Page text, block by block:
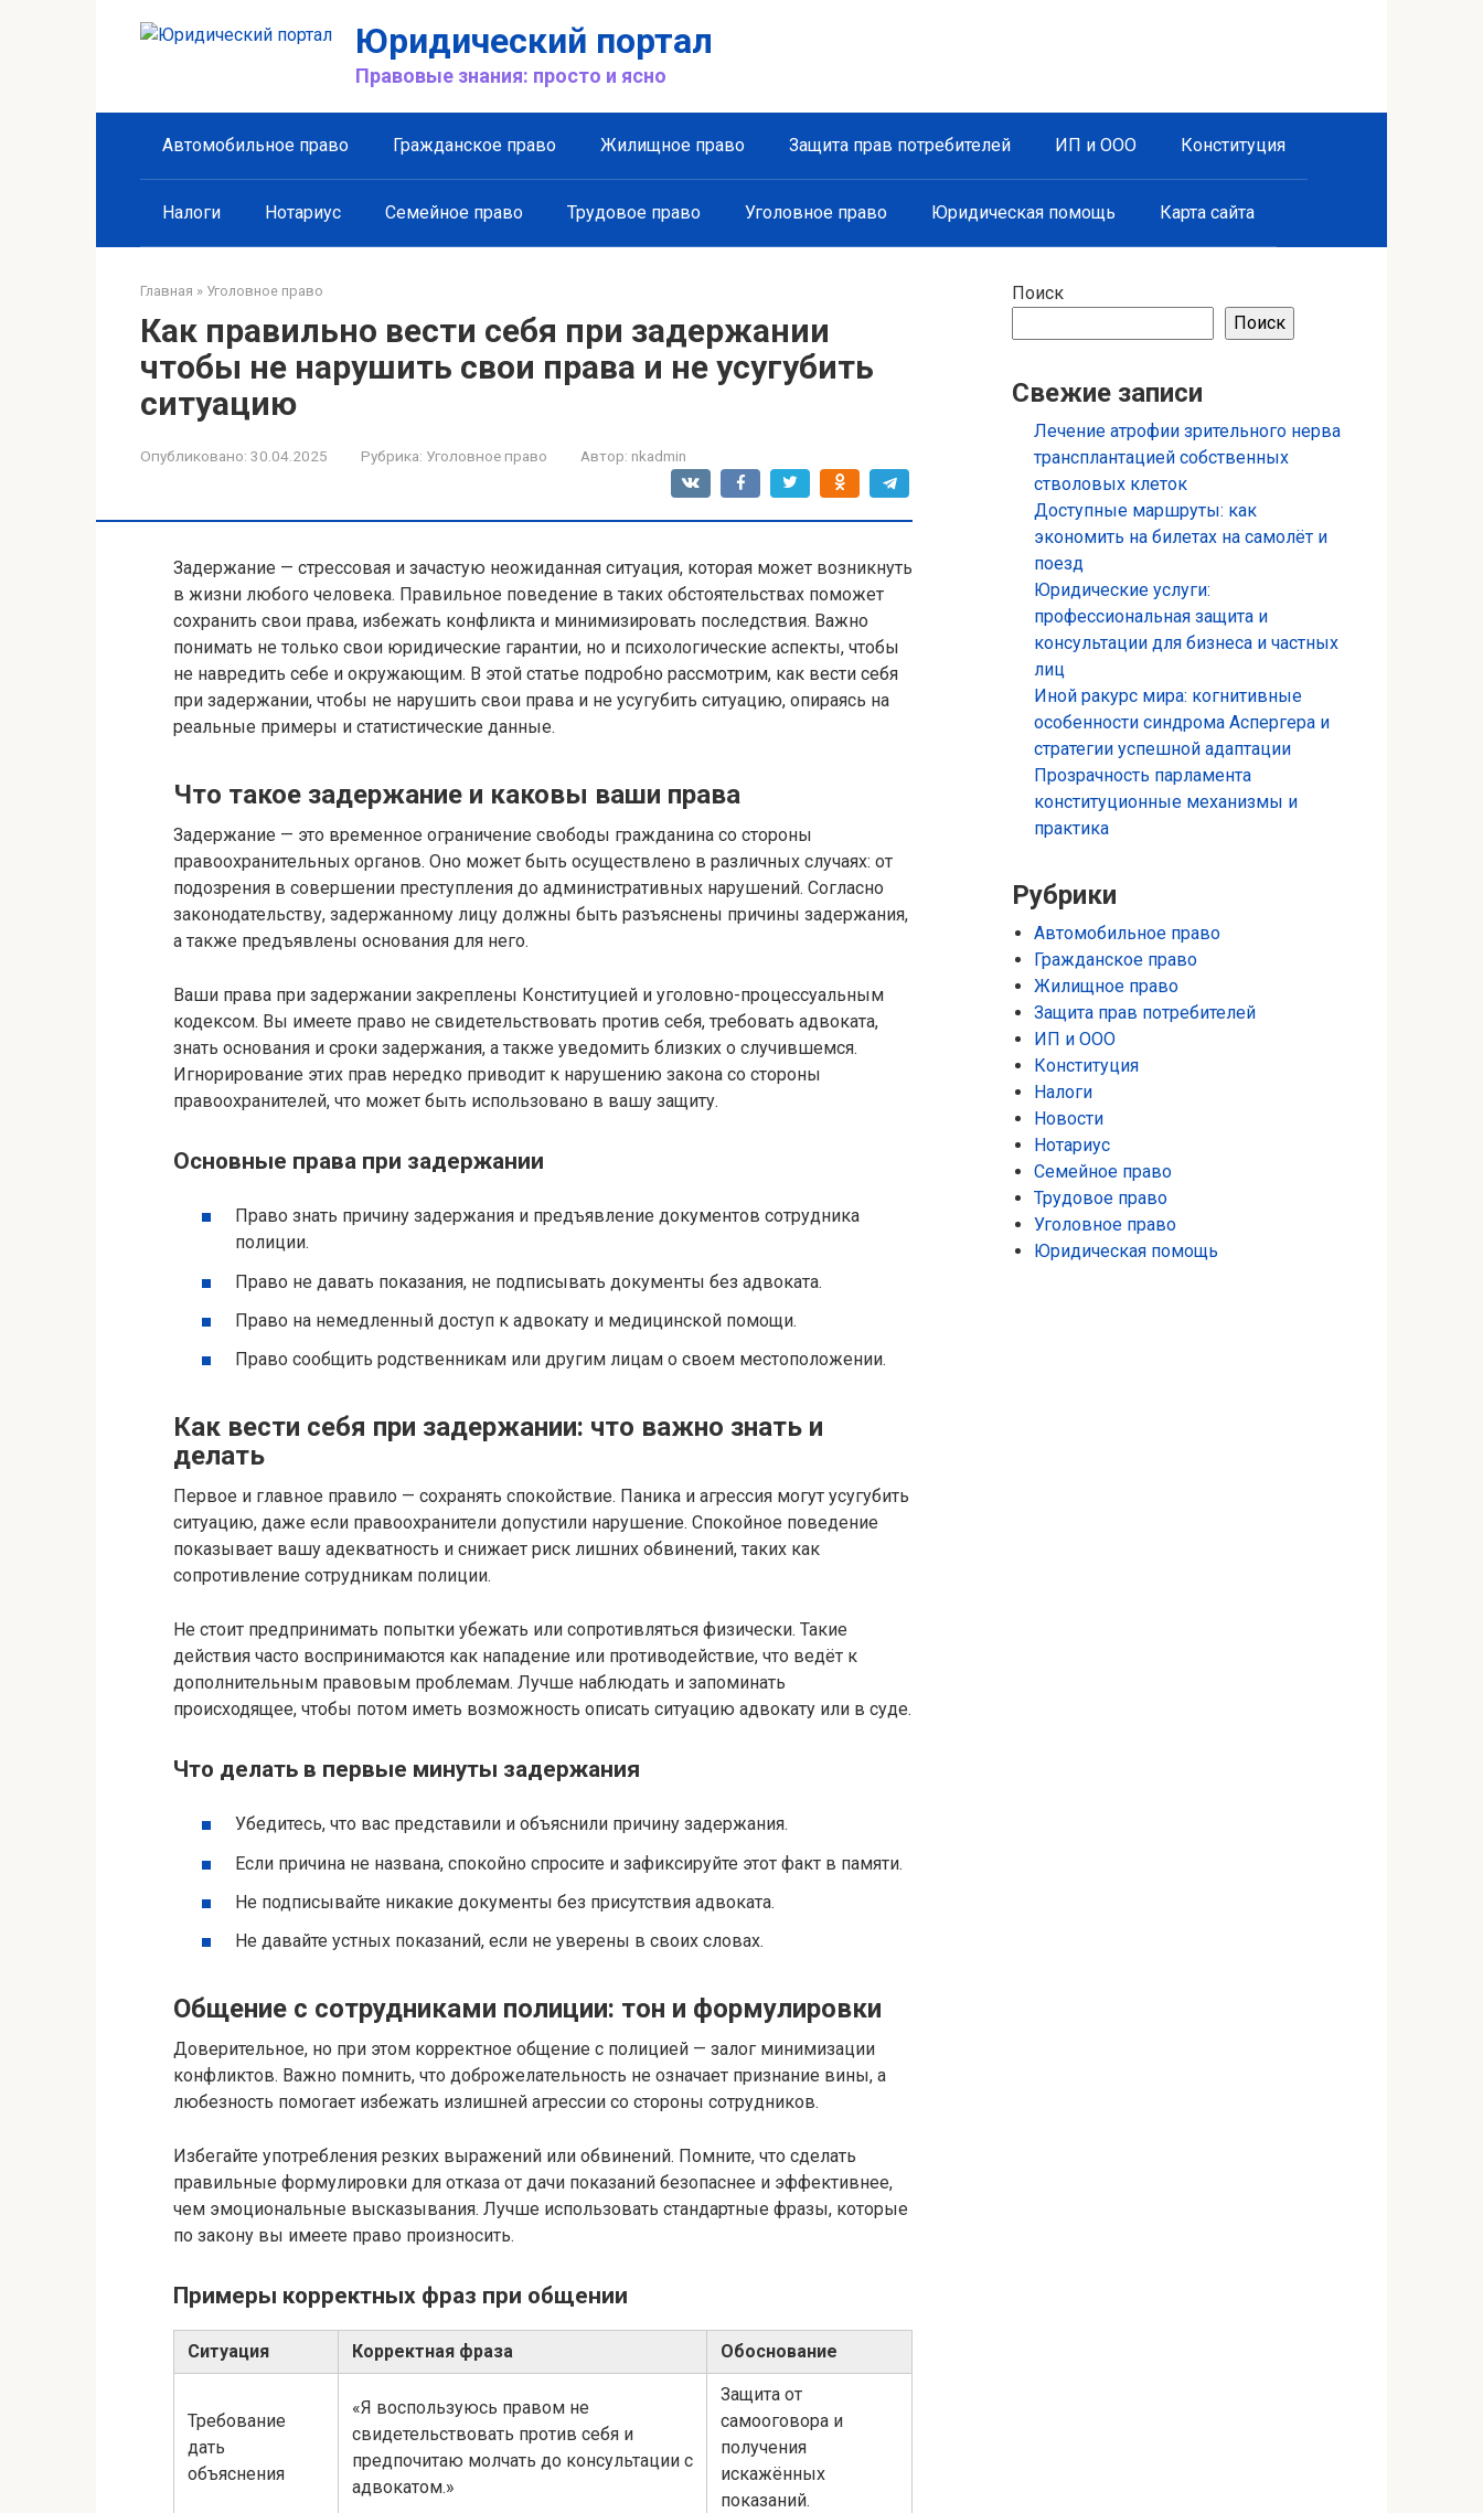
Юридический портал
Правовые знания: просто и ясно
Автомобильное право Гражданское право Жилищное право Защита прав потребителей ИП и ООО Конституция
Налоги Нотариус Семейное право Трудовое право Уголовное право Юридическая помощь Карта сайта
Главная » Уголовное право
Как правильно вести себя при задержании
чтобы не нарушить свои права и не усугубить
ситуацию
Опубликовано: 30.04.2025 Рубрика: Уголовное право Автор: nkadmin
Задержание — стрессовая и зачастую неожиданная ситуация, которая может возникнуть
в жизни любого человека. Правильное поведение в таких обстоятельствах поможет
сохранить свои права, избежать конфликта и минимизировать последствия. Важно
понимать не только свои юридические гарантии, но и психологические аспекты, чтобы
не навредить себе и окружающим. В этой статье подробно рассмотрим, как вести себя
при задержании, чтобы не нарушить свои права и не усугубить ситуацию, опираясь на
реальные примеры и статистические данные.
Что такое задержание и каковы ваши права
Задержание — это временное ограничение свободы гражданина со стороны
правоохранительных органов. Оно может быть осуществлено в различных случаях: от
подозрения в совершении преступления до административных нарушений. Согласно
законодательству, задержанному лицу должны быть разъяснены причины задержания,
а также предъявлены основания для него.
Ваши права при задержании закреплены Конституцией и уголовно-процессуальным
кодексом. Вы имеете право не свидетельствовать против себя, требовать адвоката,
знать основания и сроки задержания, а также уведомить близких о случившемся.
Игнорирование этих прав нередко приводит к нарушению закона со стороны
правоохранителей, что может быть использовано в вашу защиту.
Основные права при задержании
Право знать причину задержания и предъявление документов сотрудника
полиции.
Право не давать показания, не подписывать документы без адвоката.
Право на немедленный доступ к адвокату и медицинской помощи.
Право сообщить родственникам или другим лицам о своем местоположении.
Как вести себя при задержании: что важно знать и
делать
Первое и главное правило — сохранять спокойствие. Паника и агрессия могут усугубить
ситуацию, даже если правоохранители допустили нарушение. Спокойное поведение
показывает вашу адекватность и снижает риск лишних обвинений, таких как
сопротивление сотрудникам полиции.
Не стоит предпринимать попытки убежать или сопротивляться физически. Такие
действия часто воспринимаются как нападение или противодействие, что ведёт к
дополнительным правовым проблемам. Лучше наблюдать и запоминать
происходящее, чтобы потом иметь возможность описать ситуацию адвокату или в суде.
Что делать в первые минуты задержания
Убедитесь, что вас представили и объяснили причину задержания.
Если причина не названа, спокойно спросите и зафиксируйте этот факт в памяти.
Не подписывайте никакие документы без присутствия адвоката.
Не давайте устных показаний, если не уверены в своих словах.
Общение с сотрудниками полиции: тон и формулировки
Доверительное, но при этом корректное общение с полицией — залог минимизации
конфликтов. Важно помнить, что доброжелательность не означает признание вины, а
любезность помогает избежать излишней агрессии со стороны сотрудников.
Избегайте употребления резких выражений или обвинений. Помните, что сделать
правильные формулировки для отказа от дачи показаний безопаснее и эффективнее,
чем эмоциональные высказывания. Лучше использовать стандартные фразы, которые
по закону вы имеете право произносить.
Примеры корректных фраз при общении
Ситуация Корректная фраза Обоснование
Требование
дать
объяснения
«Я воспользуюсь правом не
свидетельствовать против себя и
предпочитаю молчать до консультации с
адвокатом.»
Защита от
самооговора и
получения
искажённых
показаний.
Поиск
Поиск
Свежие записи
Лечение атрофии зрительного нерва
трансплантацией собственных
стволовых клеток
Доступные маршруты: как
экономить на билетах на самолёт и
поезд
Юридические услуги:
профессиональная защита и
консультации для бизнеса и частных
лиц
Иной ракурс мира: когнитивные
особенности синдрома Аспергера и
стратегии успешной адаптации
Прозрачность парламента
конституционные механизмы и
практика
Рубрики
Автомобильное право
Гражданское право
Жилищное право
Защита прав потребителей
ИП и ООО
Конституция
Налоги
Новости
Нотариус
Семейное право
Трудовое право
Уголовное право
Юридическая помощь